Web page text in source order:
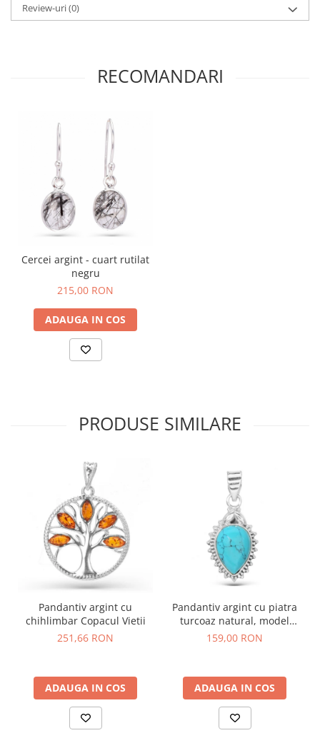
Review-uri(0)
RECOMANDARI
Cercei argint - cuart rutilat
negru
215,00 RON
ADAUGA IN COS
PRODUSE SIMILARE
Pandantiv argint cu
chihlimbar Copacul Vietii
251,66 RON
ADAUGA IN COS
Pandantiv argint cu piatra
turcoaz natural, model
rawa
159,00 RON
ADAUGA IN COS